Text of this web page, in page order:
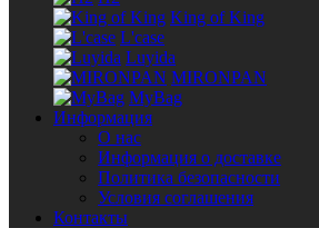
King of King
L'case
Luyida
MIRONPAN
MyBag
Информация
О нас
Информация о доставке
Политика безопасности
Условия соглашения
Контакты